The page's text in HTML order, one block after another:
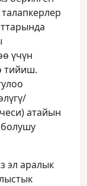
үчүн
тийиш.
атайын
эл аралык